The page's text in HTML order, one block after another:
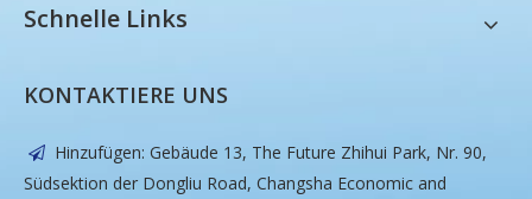
Schnelle Links
KONTAKTIERE UNS

Hinzufügen: Gebäude 13, The Future Zhihui Park, Nr. 90,
Südsektion der Dongliu Road, Changsha Economic and